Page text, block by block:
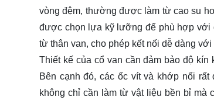
vòng đệm, thường được làm từ cao su
được chọn lựa kỹ lưỡng để phù hợp với
từ thân van, cho phép kết nối dễ dàng
Thiết kế của cổ van cần đảm bảo độ
Bên cạnh đó, các ốc vít và khớp nối
không chỉ cần làm từ vật liệu bền bỉ mà